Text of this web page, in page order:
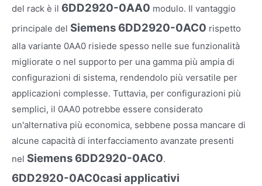
del rack è il 6DD2920-0AA0 modulo. Il vantaggio
principale del Siemens 6DD2920-0AC0 rispetto
alla variante 0AA0 risiede spesso nelle sue funzionalità
migliorate o nel supporto per una gamma più ampia di
configurazioni di sistema, rendendolo più versatile per
applicazioni complesse. Tuttavia, per configurazioni più
semplici, il 0AA0 potrebbe essere considerato
un'alternativa più economica, sebbene possa mancare di
alcune capacità di interfacciamento avanzate presenti
nel Siemens 6DD2920-0AC0.
6DD2920-0AC0casi applicativi